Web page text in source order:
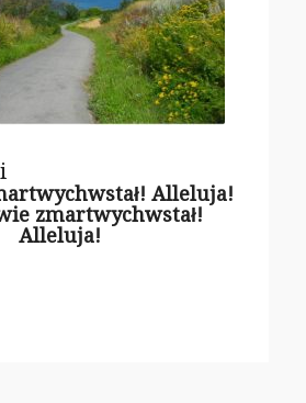
Alleluja!
zmartwychwstał!
Alleluja!